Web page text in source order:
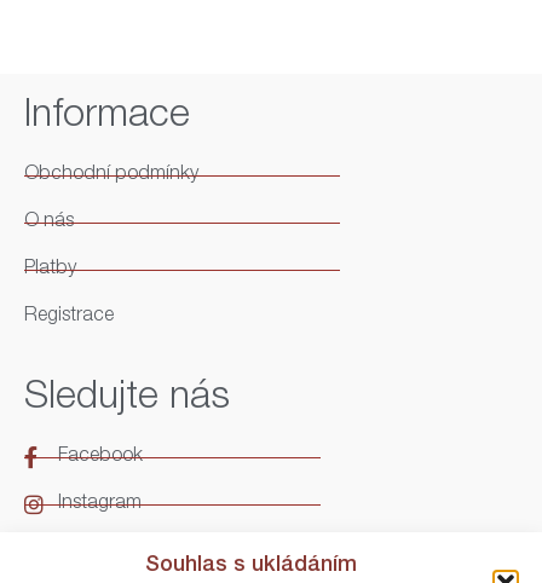
Souhlas s ukládáním
Informace
Obchodní podmínky
O nás
Platby
Registrace
Sledujte nás
Facebook
Instagram